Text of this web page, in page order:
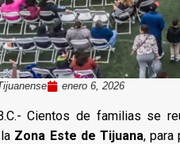
enero 6, 2026
Cientos de familias se
Zona Este de Tijuana, para